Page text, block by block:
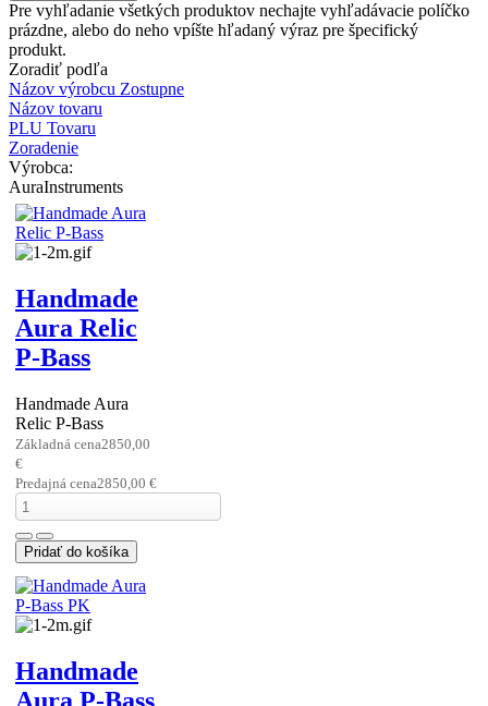
Pre vyhľadanie všetkých produktov nechajte vyhľadávacie políčko
prázdne, alebo do neho vpíšte hľadaný výraz pre špecifický
produkt.
Zoradiť podľa
Názov výrobcu Zostupne
Názov tovaru
PLU Tovaru
Zoradenie
Výrobca:
AuraInstruments
Handmade
Aura Relic
P-Bass
Handmade Aura
Relic P-Bass
Základná cena2850,00
€
Predajná cena2850,00 €
Handmade